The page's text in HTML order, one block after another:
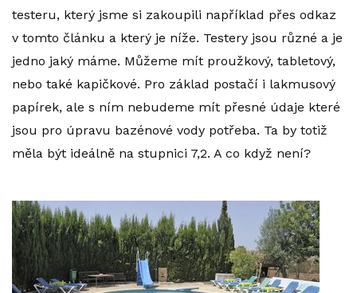
testeru, který jsme si zakoupili například přes odkaz
v tomto článku a který je níže. Testery jsou různé a je
jedno jaký máme. Můžeme mít proužkový, tabletový,
nebo také kapičkové. Pro základ postačí i lakmusový
papírek, ale s ním nebudeme mít přesné údaje které
jsou pro úpravu bazénové vody potřeba. Ta by totiž
měla být ideálně na stupnici 7,2. A co když není?